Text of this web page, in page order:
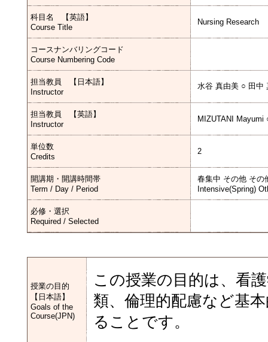
科目名 【英語】
Course Title
Nursing Research
コースナンバリングコード
Course Numbering Code
担当教員 【日本語】
Instructor
水谷 真由美 ○ 田中
担当教員 【英語】
Instructor
MIZUTANI Mayumi
単位数
Credits
2
開講期・開講時間帯
Term / Day / Period
春集中 その他 その
Intensive(Spring)
必修・選択
Required / Selected
授業の目的
【日本語】
Goals of the
Course(JPN)
この授業の目的は、看
類、倫理的配慮など基
ることです。